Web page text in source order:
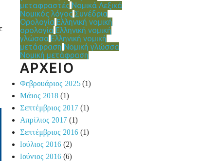
μεταφραστές Νομικά Λεξικά
Νομικός λόγος Συνέδρια
Ορολογία Ελληνική νομική
ορολογία Ελληνική νομική
γλώσσα Ελληνική νομική
μετάφραση Νομική γλώσσα
Νομική μετάφραση
ΑΡΧΕΙΟ
Φεβρουάριος 2025 (1)
Μάιος 2018 (1)
Σεπτέμβριος 2017 (1)
Απρίλιος 2017 (1)
Σεπτέμβριος 2016 (1)
Ιούλιος 2016 (2)
Ιούνιος 2016 (6)